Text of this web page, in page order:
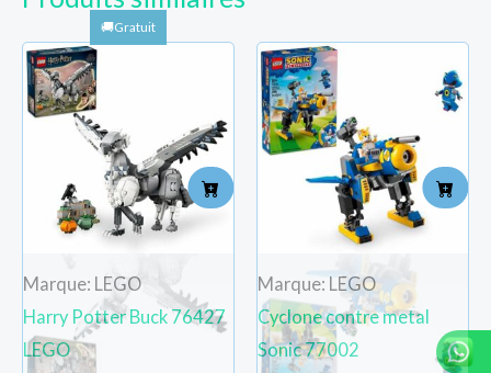
Marque: LEGO
Harry Potter Buck 76427
LEGO
Marque: LEGO
Cyclone contre metal
Sonic 77002